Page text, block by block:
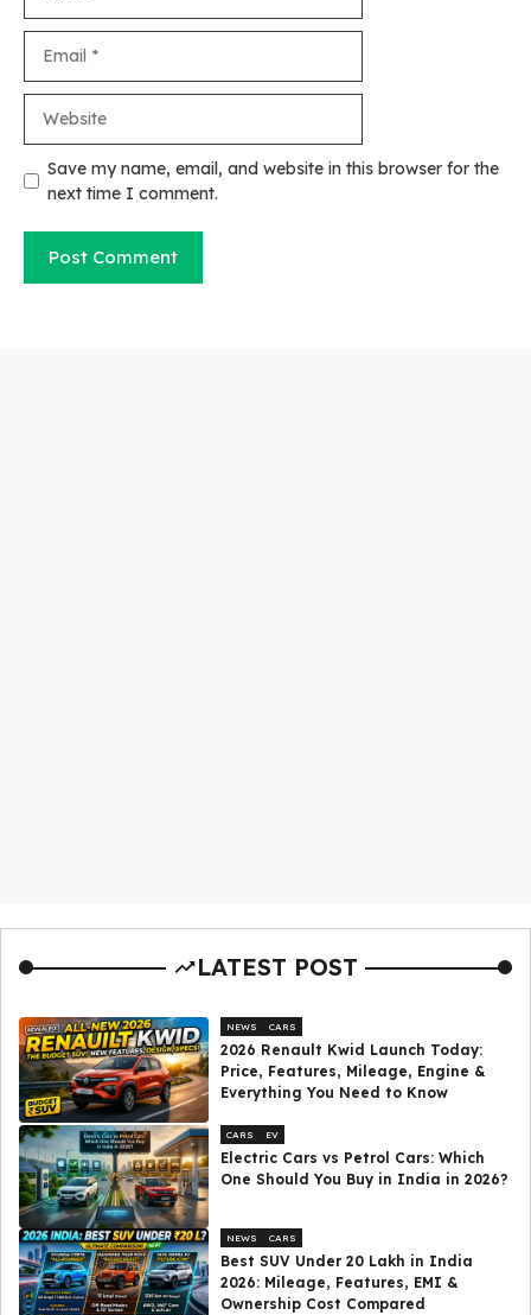
Save my name, email, and website in this browser for the
next time I comment.
LATEST POST
NEWS CARS
2026 Renault Kwid Launch Today:
Price, Features, Mileage, Engine &
Everything You Need to Know
CARS EV
Electric Cars vs Petrol Cars: Which
One Should You Buy in India in 2026?
NEWS CARS
Best SUV Under ₹20 Lakh in India
2026: Mileage, Features, EMI &
Ownership Cost Compared